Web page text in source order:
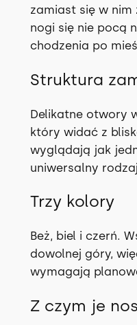
c
h
zamiast się w
nogi się nie pocą
chodzenia po
Struktura
Delikatne otwory
który widać z
wyglądają jak
uniwersalny
Trzy kolory
Beż, biel i czerń.
dowolnej góry,
wymagają
Z czym je